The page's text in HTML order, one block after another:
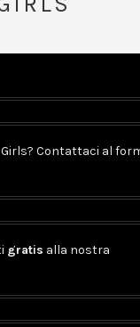
Contattaci al
gratis alla nostra